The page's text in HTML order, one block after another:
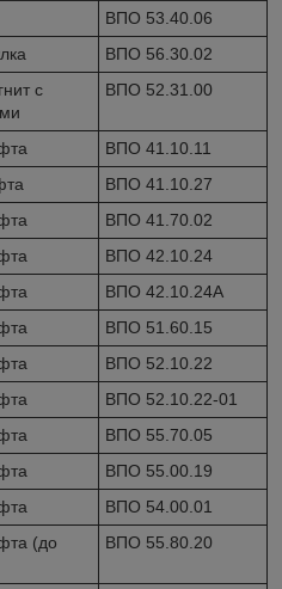
ВПО 53.40.06
ВПО 56.30.02
с
ВПО 52.31.00
ВПО 41.10.11
ВПО 41.10.27
ВПО 41.70.02
ВПО 42.10.24
ВПО 42.10.24А
ВПО 51.60.15
ВПО 52.10.22
ВПО 52.10.22-01
ВПО 55.70.05
ВПО 55.00.19
ВПО 54.00.01
(до
ВПО 55.80.20